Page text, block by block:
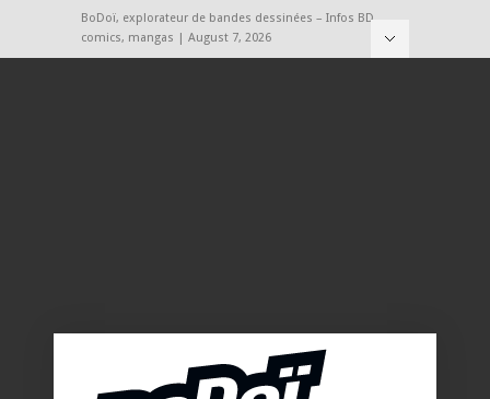
BoDoï, explorateur de bandes dessinées – Infos BD,
comics, mangas | August 7, 2026